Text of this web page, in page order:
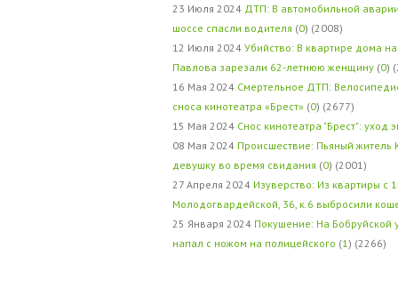
23 Июля 2024 ДТП: В автомобильной
шоссе спасли водителя (0) (2008)
12 Июля 2024 Убийство: В квартире дома
Павлова зарезали 62-летнюю женщину (0)
16 Мая 2024 Смертельное ДТП:
сноса кинотеатра «Брест» (0) (2677)
15 Мая 2024 Снос кинотеатра "Брест": уход
08 Мая 2024 Происшествие: Пьяный житель
девушку во время свидания (0) (2001)
27 Апреля 2024 Изуверство: Из квартиры с
Молодогвардейской, 36, к.6 выбросили
25 Января 2024 Покушение: На Бобруйской
напал с ножом на полицейского (1 ) (2266)